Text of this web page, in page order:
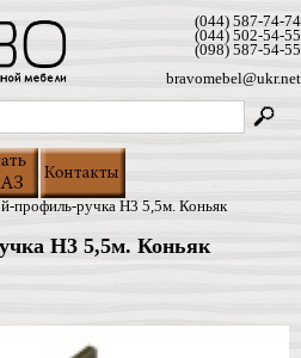
(044) 587-74-74
(044) 502-54-55
(098) 587-54-55
bravomebel@ukr.net
профиль-ручка Н3 5,5м. Коньяк
Н3 5,5м. Коньяк